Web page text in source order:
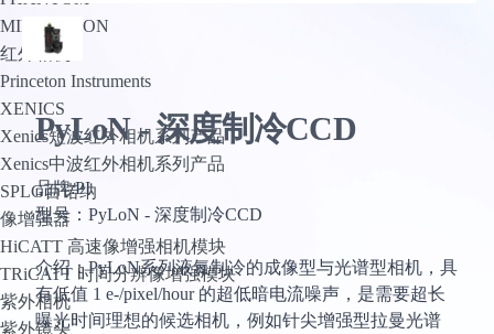
MIKROTRON
红外相机
Princeton Instruments
XENICS
Xenics短波红外相机系列产品
Xenics中波红外相机系列产品
SPLG百诺纳
像增强器
HiCATT 高速像增强相机模块
TRiCATT 时间分辨像增强模块
紫外相机
紫外镜头
PyLoN - 深度制冷CCD
品牌:PI
型号：PyLoN - 深度制冷CCD
介绍：PyLoN系列液氮制冷的成像型与光谱型相机，具
有低值 1 e-/pixel/hour 的超低暗电流噪声，是需要超长
曝光时间理想的候选相机，例如针尖增强型拉曼光谱